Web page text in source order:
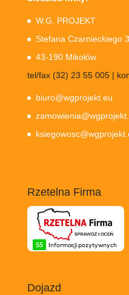
W.G. PROJEKT
Stefana Czarnieckiego
43-190 Mikołów
tel/fax (32) 23 55 005 |
biuro@wgprojekt.eu
Rzetelna Firma
Dojazd